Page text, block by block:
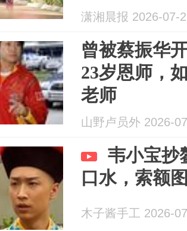
潇湘晨报 2026-07-
曾被蔡振华
23岁恩师，
老师
山野卢员外 2026-
韦小宝抄
口水，索额
木子酱手工 2026-